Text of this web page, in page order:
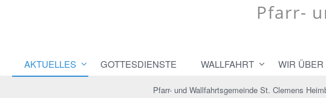
Pfarr-
AKTUELLES GOTTESDIENSTE WALLFAHRT WIR
Pfarr- und Wallfahrtsgemeinde St. Clemens